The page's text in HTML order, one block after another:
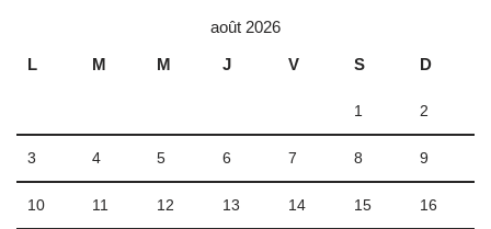
août 2026
L
M M J V S D
1 2
3 4 5 6 7 8 9
10 11 12 13 14 15 16